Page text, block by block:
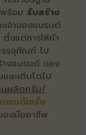
ร้อม รับสร้าง
เจ้าของแบรนด์
งแต่การให้คำ
รจุภัณฑ์ ไป
างแบรนด์ ของ
ละเติบโตไป
นผลิตครีม/
รนด์เซรั่ม
องมืออาชีพ